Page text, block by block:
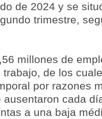
de 2024 y se
trimestre,
millones de
de los
por razones
cada
a una baja